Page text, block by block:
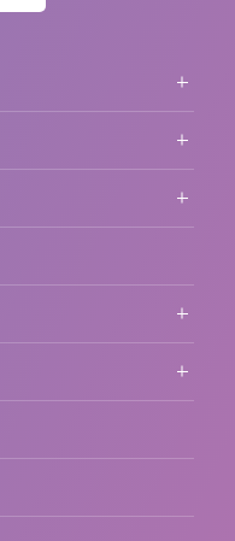
ンス・展示会・アワ
・ゲームプロモーシ